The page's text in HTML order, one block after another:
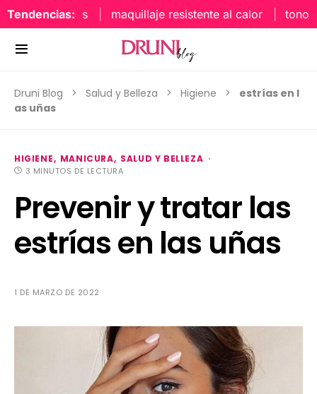
Tendencias: maquillaje resistente al calor tonos
Druni Blog Salud y Belleza Higiene
estrías en l
as uñas
HIGIENE MANICURA SALUD Y BELLEZA
3 MINUTOS DE LECTURA
Prevenir y tratar las
estrías en las uñas
1 DE MARZO DE 2022